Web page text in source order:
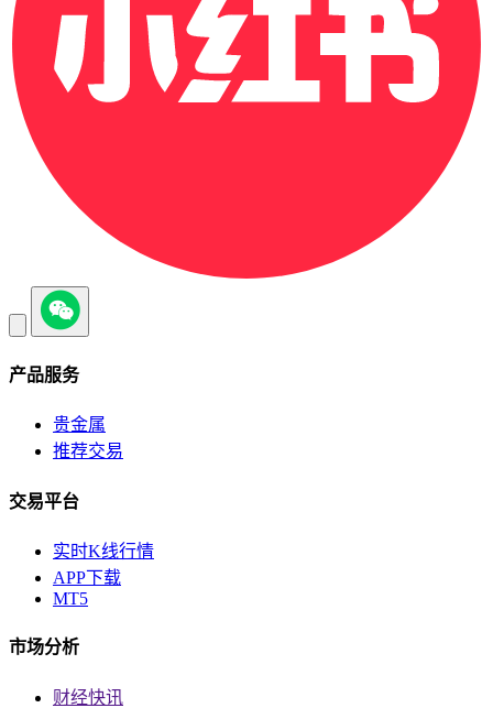
产品服务
贵金属
推荐交易
交易平台
实时K线行情
APP下载
MT5
市场分析
财经快讯